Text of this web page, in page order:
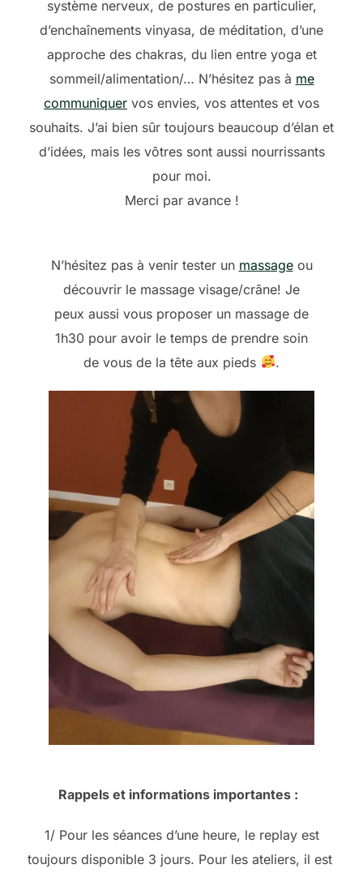
système nerveux, de postures en particulier,
d’enchaînements vinyasa, de méditation, d’une
approche des chakras, du lien entre yoga et
sommeil/alimentation/… N’hésitez pas à me
communiquer vos envies, vos attentes et vos
souhaits. J’ai bien sûr toujours beaucoup d’élan et
d’idées, mais les vôtres sont aussi nourrissants
pour moi.
Merci par avance !
N’hésitez pas à venir tester un massageou
découvrir le massage visage/crâne! Je
peux aussi vous proposer un massage de
1h30 pour avoir le temps de prendre soin
de vous de la tête aux pieds
.
Rappels et informations importantes :
1/ Pour les séances d’une heure, le replay est
toujours disponible 3 jours. Pour les ateliers, il est